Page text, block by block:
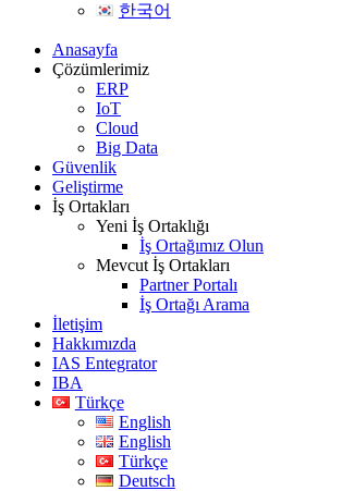
한국어
Anasayfa
Çözümlerimiz
ERP
IoT
Cloud
Big Data
Güvenlik
Geliştirme
İş Ortakları
Yeni İş Ortaklığı
İş Ortağımız Olun
Mevcut İş Ortakları
Partner Portalı
İş Ortağı Arama
İletişim
Hakkımızda
IAS Entegrator
IBA
Türkçe
English
English
Türkçe
Deutsch